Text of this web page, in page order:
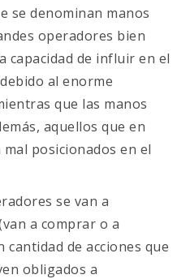
se denominan manos
operadores bien
capacidad de influir en el
al enorme
que las manos
aquellos que en
posicionados en el
se van a
a comprar o a
de acciones que
obligados a